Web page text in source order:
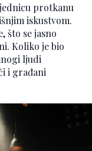
protkanu
iskustvom.
što se jasno
Koliko je bio
ljudi
i građani